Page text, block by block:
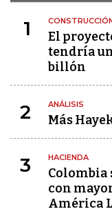
1
El
tendría
billón
2 ANÁLISIS
Más
3 HACIENDA
Colombia
con
América